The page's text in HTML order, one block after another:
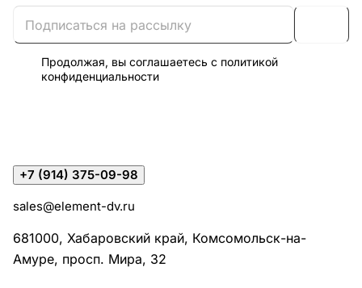
Продолжая, вы соглашаетесь с политикой
конфиденциальности
+7 (914) 375-09-98
sales@element-dv.ru
681000, Хабаровский край, Комсомольск-на-
Амуре, просп. Мира, 32